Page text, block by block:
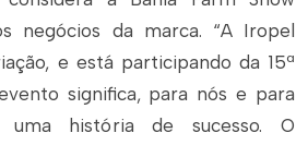
negócios da marca. “A Iropel
e está participando da 15ª
significa, para nós e para
uma história de sucesso. O